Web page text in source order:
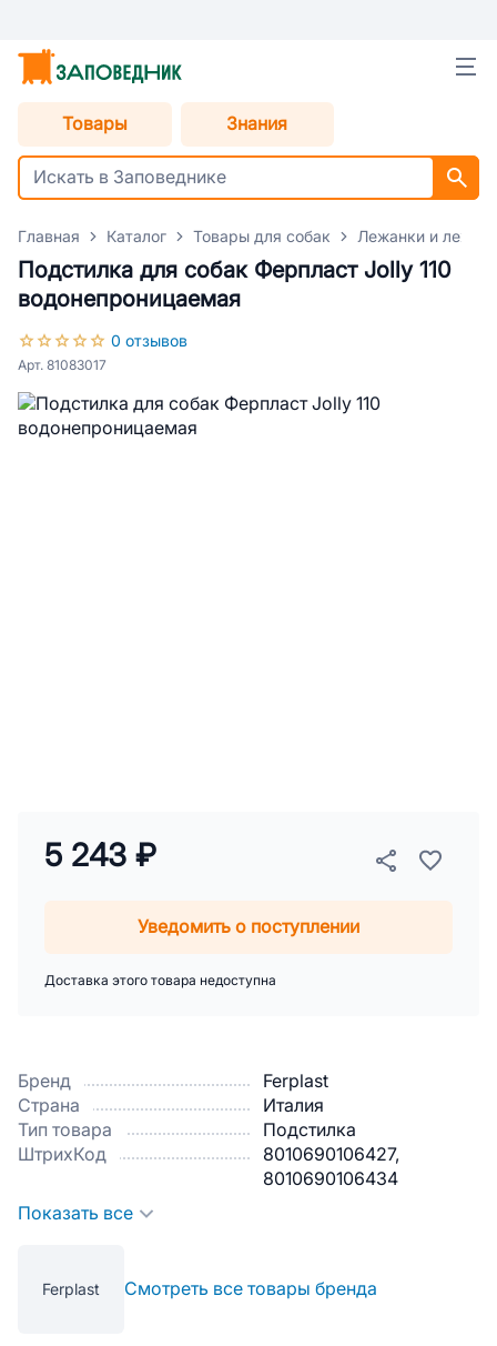
Товары Знания
Главная Каталог Товары для собак Лежанки и
Подстилка для собак Ферпласт Jolly 110
водонепроницаемая
0 отзывов
Арт. 81083017
Бренд
Ferplast
Страна
Италия
Тип товара
Подстилка
ШтрихКод
8010690106427,
8010690106434
Показать все
Ferplast Смотреть все товары бренда
5 243 ₽
Уведомить о поступлении
Доставка этого товара недоступна